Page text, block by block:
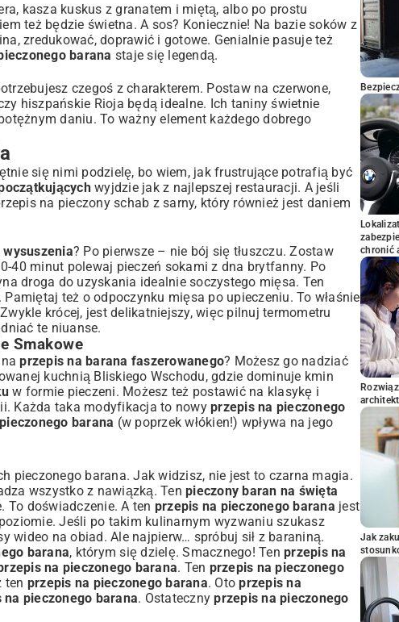
kasza kuskus z granatem i miętą, albo po prostu
też będzie świetna. A sos? Koniecznie! Na bazie soków z
zredukować, doprawić i gotowe. Genialnie pasuje też
barana staje się legendą.
czegoś z charakterem. Postaw na czerwone,
hiszpańskie Rioja będą idealne. Ich taniny świetnie
daniu. To ważny element każdego dobrego
się nimi podzielę, bo wiem, jak frustrujące potrafią być
wyjdzie jak z najlepszej restauracji. A jeśli
na pieczony schab z sarny, który również jest daniem
? Po pierwsze – nie bój się tłuszczu. Zostaw
40 minut polewaj pieczeń sokami z dna brytfanny. Po
droga do uzyskania idealnie soczystego mięsa. Ten
też o odpoczynku mięsa po upieczeniu. To właśnie
krócej, jest delikatniejszy, więc pilnuj termometru
te niuanse.
Smakowe
naprzepis na barana faszerowanego? Możesz go nadziać
kuchnią Bliskiego Wschodu, gdzie dominuje kmin
w formie pieczeni. Możesz też postawić na klasykę i
Każda taka modyfikacja to nowy przepis na pieczonego
barana (w poprzek włókien!) wpływa na jego
pieczonego barana. Jak widzisz, nie jest to czarna magia.
wszystko z nawiązką. Ten pieczony baran na święta
To doświadczenie. A ten przepis na pieczonego barana jest
Jeśli po takim kulinarnym wyzwaniu szukasz
wideo na obiad. Ale najpierw… spróbuj sił z baraniną.
barana, którym się dzielę. Smacznego! Ten przepis na
na pieczonego barana. Ten przepis na pieczonego
ten przepis na pieczonego barana. Otoprzepis na
na pieczonego barana. Ostatecznyprzepis na pieczonego
chronić
Jak